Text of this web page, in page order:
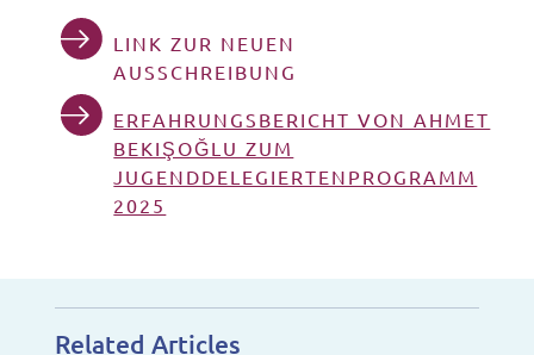
LINK ZUR NEUEN
AUSSCHREIBUNG
ERFAHRUNGSBERICHT VON AHMET
BEKIŞOĞLU ZUM
JUGENDDELEGIERTENPROGRAMM
2025
Related Articles